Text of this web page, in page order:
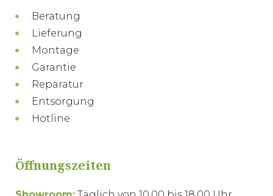
Beratung
Lieferung
Montage
Garantie
Reparatur
Entsorgung
Hotline
Öffnungszeiten